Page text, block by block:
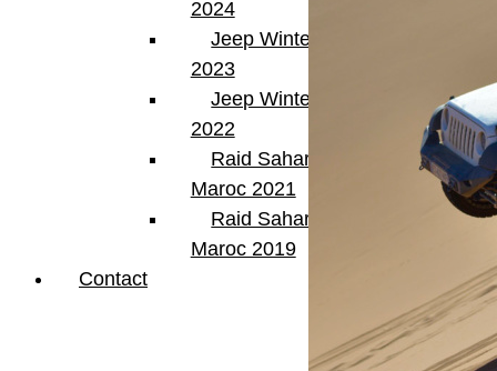
2024
Jeep Winter Tour
2023
Jeep Winter Tour
2022
Raid Sahara Tour
Maroc 2021
Raid Sahara Tour
Maroc 2019
Contact